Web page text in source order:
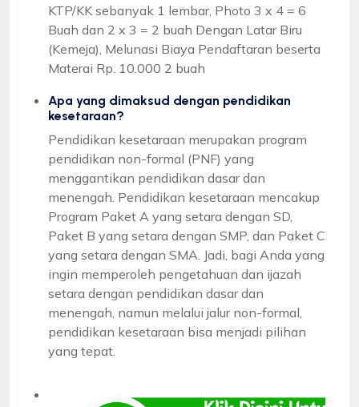
KTP/KK sebanyak 1 lembar, Photo 3 x 4 = 6
Buah dan 2 x 3 = 2 buah Dengan Latar Biru
(Kemeja), Melunasi Biaya Pendaftaran beserta
Materai Rp. 10.000 2 buah
Apa yang dimaksud dengan pendidikan
kesetaraan?
Pendidikan kesetaraan merupakan program
pendidikan non-formal (PNF) yang
menggantikan pendidikan dasar dan
menengah. Pendidikan kesetaraan mencakup
Program Paket A yang setara dengan SD,
Paket B yang setara dengan SMP, dan Paket C
yang setara dengan SMA. Jadi, bagi Anda yang
ingin memperoleh pengetahuan dan ijazah
setara dengan pendidikan dasar dan
menengah, namun melalui jalur non-formal,
pendidikan kesetaraan bisa menjadi pilihan
yang tepat.